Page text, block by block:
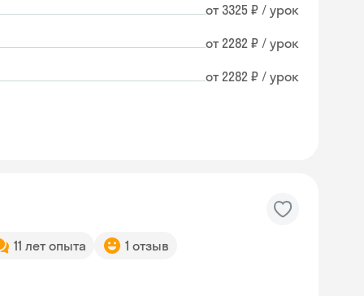
от 3325 ₽ / урок
от 2282 ₽ / урок
от 2282 ₽ / урок
11 лет опыта 1 отзыв